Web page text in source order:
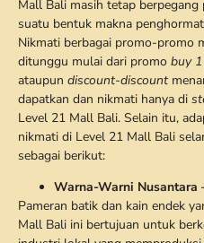
Mall Bali masih tetap berpegang
suatu bentuk makna
Nikmati berbagai promo-promo
ditunggu mulai dari promo buy
ataupun discount-discount
dapatkan dan nikmati hanya di
Level 21 Mall Bali. Selain itu,
nikmati di Level 21 Mall Bali
sebagai berikut:
Warna-Warni
Pameran batik dan kain endek
Mall Bali ini bertujuan untuk